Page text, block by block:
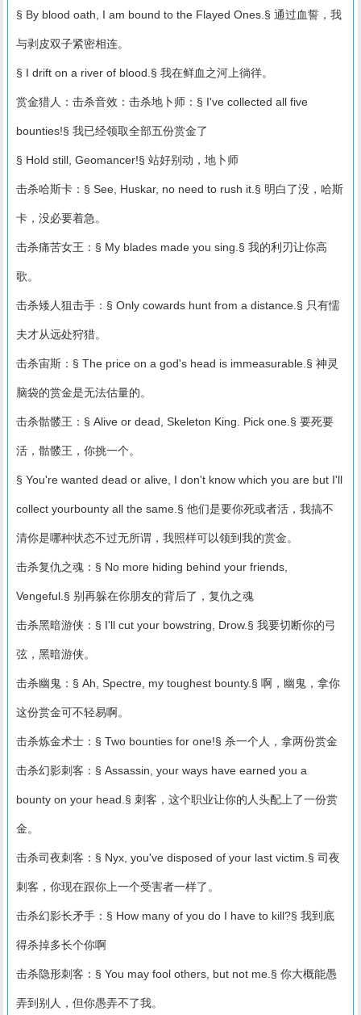
§ By blood oath, I am bound to the Flayed Ones.§ 通过血誓，我
与剥皮双子紧密相连。
§ I drift on a river of blood.§ 我在鲜血之河上徜徉。
赏金猎人：击杀音效：击杀地卜师：§ I've collected all five
bounties!§ 我已经领取全部五份赏金了
§ Hold still, Geomancer!§ 站好别动，地卜师
击杀哈斯卡：§ See, Huskar, no need to rush it.§ 明白了没，哈斯
卡，没必要着急。
击杀痛苦女王：§ My blades made you sing.§ 我的利刃让你高
歌。
击杀矮人狙击手：§ Only cowards hunt from a distance.§ 只有懦
夫才从远处狩猎。
击杀宙斯：§ The price on a god's head is immeasurable.§ 神灵
脑袋的赏金是无法估量的。
击杀骷髅王：§ Alive or dead, Skeleton King. Pick one.§ 要死要
活，骷髅王，你挑一个。
§ You're wanted dead or alive, I don't know which you are but I'll
collect yourbounty all the same.§ 他们是要你死或者活，我搞不
清你是哪种状态不过无所谓，我照样可以领到我的赏金。
击杀复仇之魂：§ No more hiding behind your friends,
Vengeful.§ 别再躲在你朋友的背后了，复仇之魂
击杀黑暗游侠：§ I'll cut your bowstring, Drow.§ 我要切断你的弓
弦，黑暗游侠。
击杀幽鬼：§ Ah, Spectre, my toughest bounty.§ 啊，幽鬼，拿你
这份赏金可不轻易啊。
击杀炼金术士：§ Two bounties for one!§ 杀一个人，拿两份赏金
击杀幻影刺客：§ Assassin, your ways have earned you a
bounty on your head.§ 刺客，这个职业让你的人头配上了一份赏
金。
击杀司夜刺客：§ Nyx, you've disposed of your last victim.§ 司夜
刺客，你现在跟你上一个受害者一样了。
击杀幻影长矛手：§ How many of you do I have to kill?§ 我到底
得杀掉多长个你啊
击杀隐形刺客：§ You may fool others, but not me.§ 你大概能愚
弄到别人，但你愚弄不了我。